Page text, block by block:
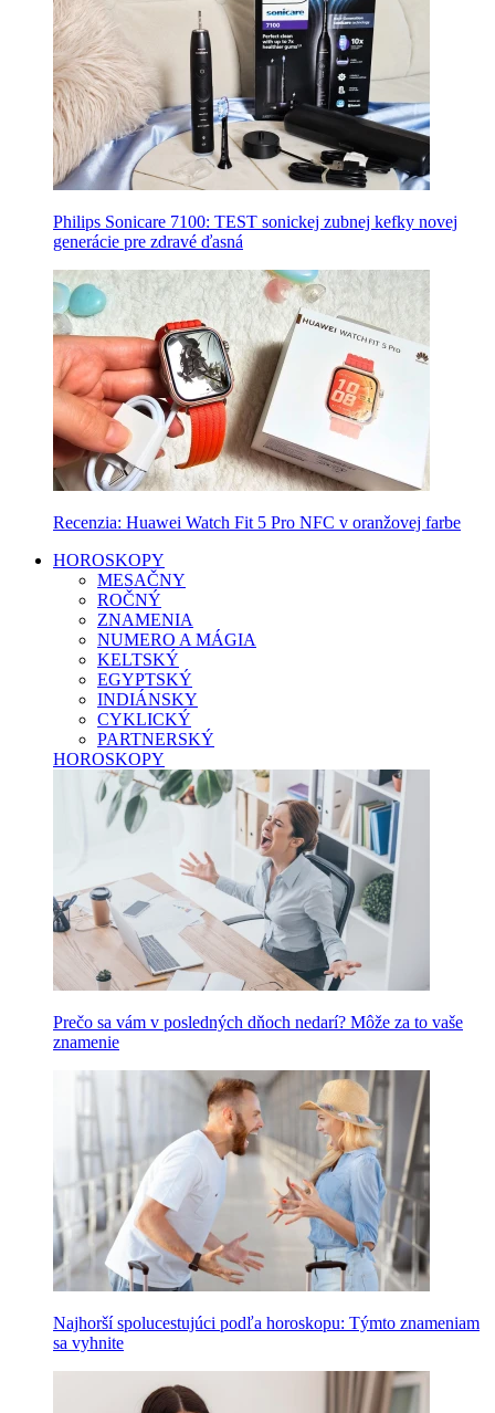
Philips Sonicare 7100: TEST sonickej zubnej kefky novej
generácie pre zdravé ďasná
Recenzia: Huawei Watch Fit 5 Pro NFC v oranžovej farbe
HOROSKOPY
MESAČNY
ROČNÝ
ZNAMENIA
NUMERO A MÁGIA
KELTSKÝ
EGYPTSKÝ
INDIÁNSKY
CYKLICKÝ
PARTNERSKÝ
HOROSKOPY
Prečo sa vám v posledných dňoch nedarí? Môže za to vaše
znamenie
Najhorší spolucestujúci podľa horoskopu: Týmto znameniam
sa vyhnite